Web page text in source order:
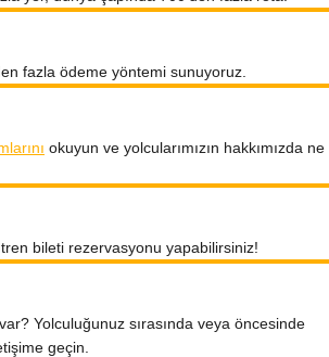
fazla ödeme yöntemi sunuyoruz.
okuyun ve yolcularımızın hakkımızda ne
bileti rezervasyonu yapabilirsiniz!
var? Yolculuğunuz sırasında veya öncesinde
geçin.